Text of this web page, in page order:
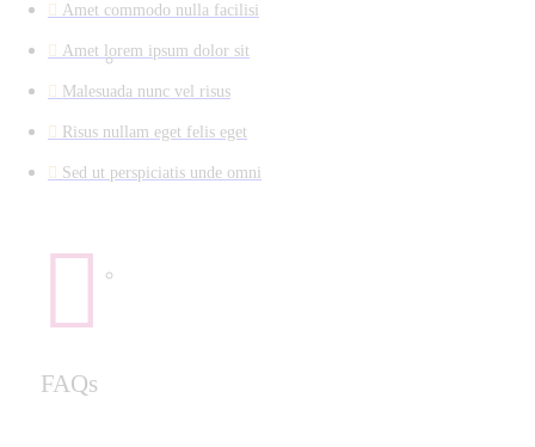
Amet commodo nulla facilisi
Amet lorem ipsum dolor sit
Malesuada nunc vel risus
Risus nullam eget felis eget
Sed ut perspiciatis unde omni
FAQs